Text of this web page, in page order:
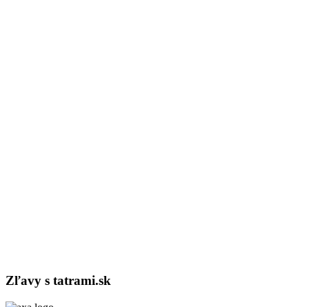
Zľavy s tatrami.sk